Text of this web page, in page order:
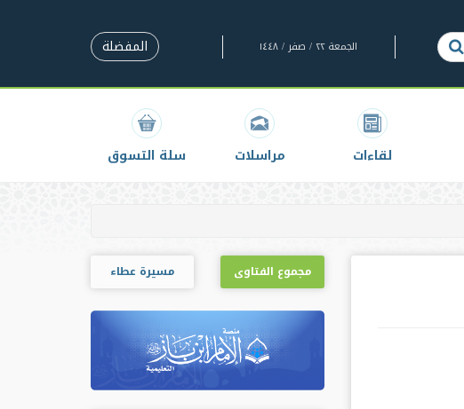
الجمعة ٢٢ / صفر / ١٤٤٨ المفضلة
لقاءات مراسلات سلة التسوق
مجموع الفتاوى مسيرة عطاء